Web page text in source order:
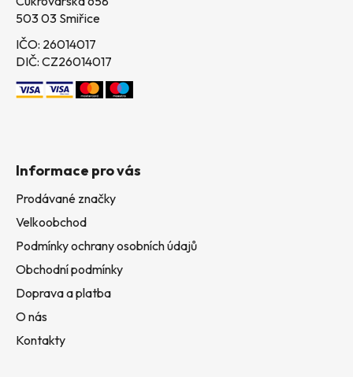
503 03 Smiřice
IČO: 26014017
DIČ: CZ26014017
Informace pro vás
Prodávané značky
Velkoobchod
Podmínky ochrany osobních údajů
Obchodní podmínky
Doprava a platba
O nás
Kontakty